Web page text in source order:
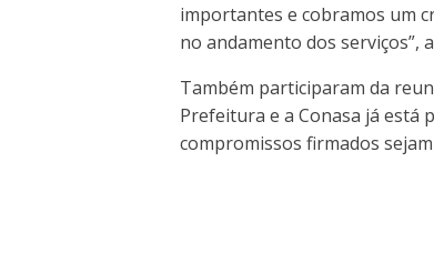
importantes e cobramos um
no andamento dos serviços”,
Também participaram da
Prefeitura e a Conasa já está
compromissos firmados